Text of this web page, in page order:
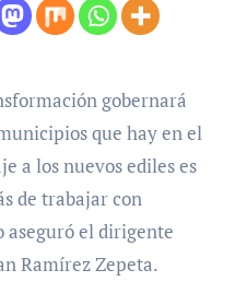
gobernará
que hay en el
a los nuevos ediles es
de trabajar con
aseguró el dirigente
Ramírez Zepeta.